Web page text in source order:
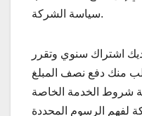
سياسة الشركة.
اشتراك سنوي وتقرر
منك دفع نصف المبلغ
شروط الخدمة الخاصة